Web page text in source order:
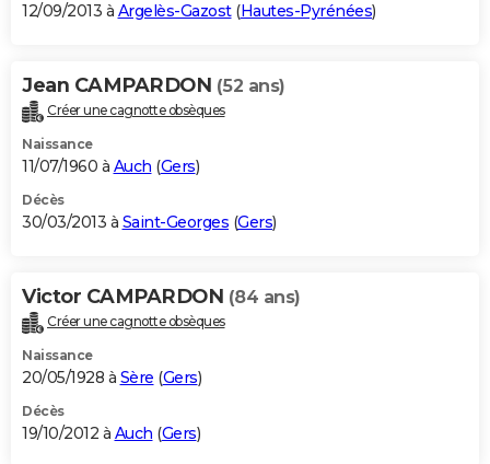
12/09/2013 à Argelès-Gazost(Hautes-Pyrénées)
Jean CAMPARDON (52 ans)
Créer une cagnotte obsèques
Naissance
11/07/1960 à Auch (Gers)
Décès
30/03/2013 à Saint-Georges (Gers)
Victor CAMPARDON (84 ans)
Créer une cagnotte obsèques
Naissance
20/05/1928 à Sère (Gers)
Décès
19/10/2012 à Auch (Gers)